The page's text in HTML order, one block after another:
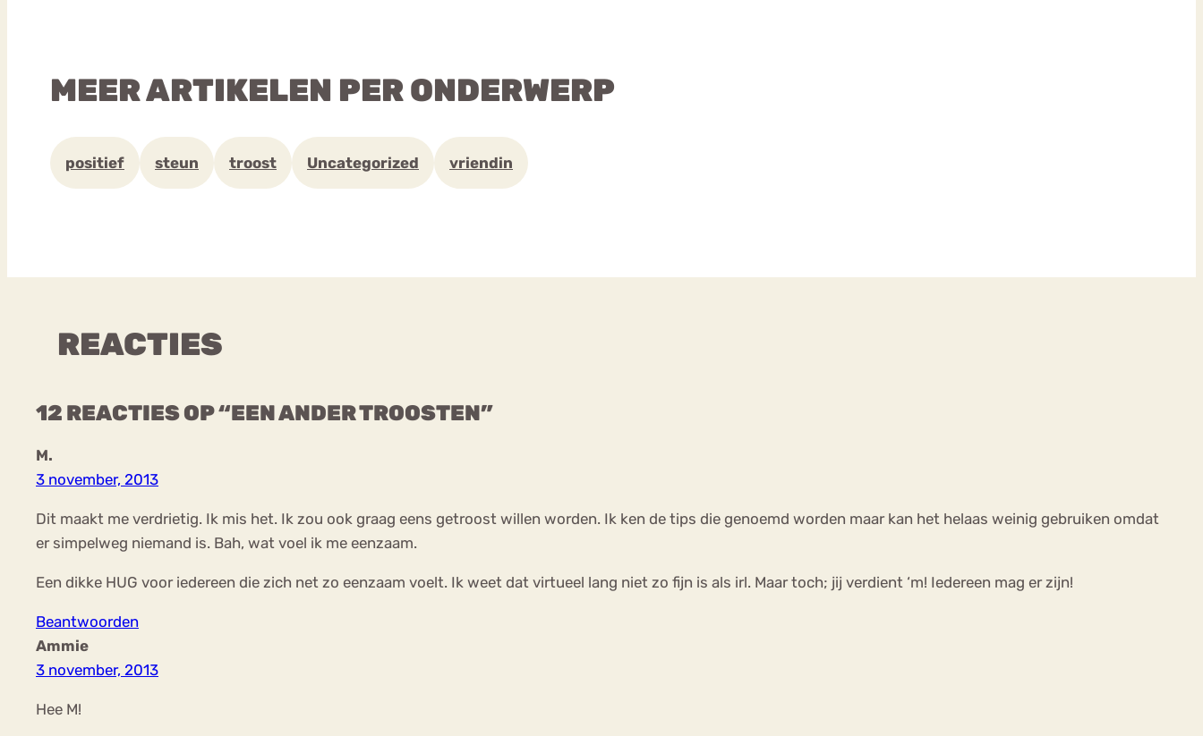
MEER ARTIKELEN PER ONDERWERP
positief steun troost Uncategorized vriendin
REACTIES
12 REACTIES OP “EEN ANDER TROOSTEN”
M.
3 november, 2013
Dit maakt me verdrietig. Ik mis het. Ik zou ook graag eens getroost willen worden. Ik ken de tips die genoemd worden maar kan het helaas weinig gebruiken omdat
er simpelweg niemand is. Bah, wat voel ik me eenzaam.
Een dikke HUG voor iedereen die zich net zo eenzaam voelt. Ik weet dat virtueel lang niet zo fijn is als irl. Maar toch; jij verdient ‘m! Iedereen mag er zijn!
Beantwoorden
Ammie
3 november, 2013
Hee M!